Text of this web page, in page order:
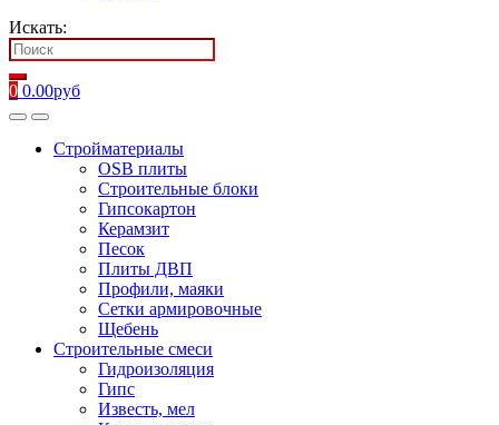
Искать:
0 0.00руб
Стройматериалы
OSB плиты
Строительные блоки
Гипсокартон
Керамзит
Песок
Плиты ДВП
Профили, маяки
Сетки армировочные
Щебень
Строительные смеси
Гидроизоляция
Гипс
Известь, мел